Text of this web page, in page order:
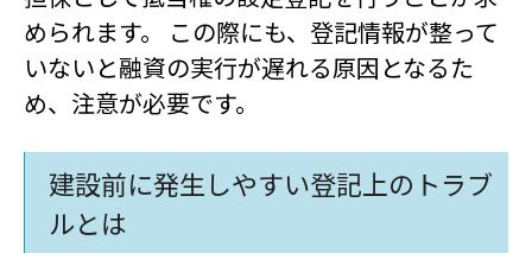
められます。 この際にも、登記情報が整って
いないと融資の実行が遅れる原因となるた
め、注意が必要です。
建設前に発生しやすい登記上のトラブ
ルとは